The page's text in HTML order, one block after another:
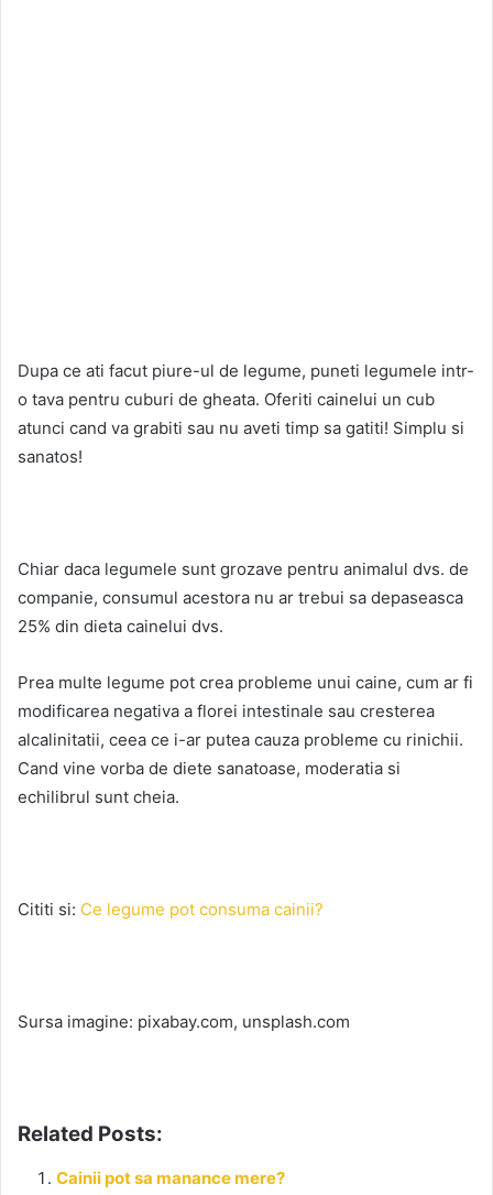
Dupa ce ati facut piure-ul de legume, puneti legumele intr-
o tava pentru cuburi de gheata. Oferiti cainelui un cub
atunci cand va grabiti sau nu aveti timp sa gatiti! Simplu si
sanatos!
Chiar daca legumele sunt grozave pentru animalul dvs. de
companie, consumul acestora nu ar trebui sa depaseasca
25% din dieta cainelui dvs.
Prea multe legume pot crea probleme unui caine, cum ar fi
modificarea negativa a florei intestinale sau cresterea
alcalinitatii, ceea ce i-ar putea cauza probleme cu rinichii.
Cand vine vorba de diete sanatoase, moderatia si
echilibrul sunt cheia.
Cititi si: Ce legume pot consuma cainii?
Sursa imagine: pixabay.com, unsplash.com
Related Posts:
Cainii pot sa manance mere?